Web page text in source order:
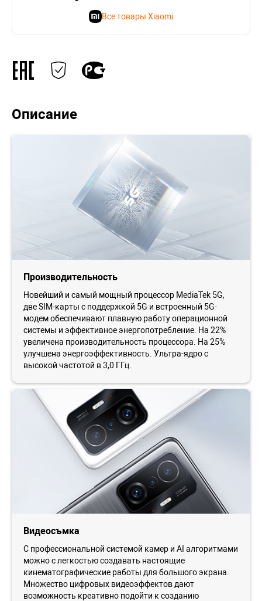
Все товары Xiaomi
Описание
Производительность
Новейший и самый мощный процессор MediaTek 5G,
две SIM-карты с поддержкой 5G и встроенный 5G-
модем обеспечивают плавную работу операционной
системы и эффективное энергопотребление. На 22%
увеличена производительность процессора. На 25%
улучшена энергоэффективность. Ультра-ядро с
высокой частотой в 3,0 ГГц.
Видеосъмка
С профессиональной системой камер и AI алгоритмами
можно с легкостью создавать настоящие
кинематографические работы для большого экрана.
Множество цифровых видеоэффектов дают
возможность креативно подойти к созданию